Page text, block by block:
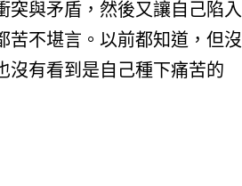
突與矛盾，然後又讓自己陷入
苦不堪言。以前都知道，但沒
沒有看到是自己種下痛苦的